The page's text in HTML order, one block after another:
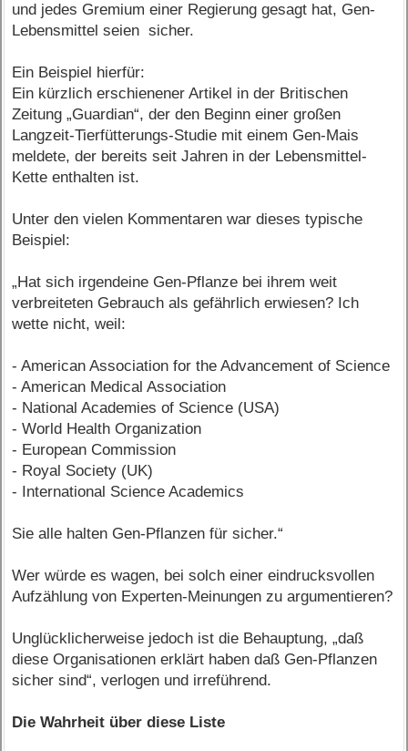
und jedes Gremium einer Regierung gesagt hat, Gen-
Lebensmittel seien sicher.
Ein Beispiel hierfür:
Ein kürzlich erschienener Artikel in der Britischen
Zeitung „Guardian“, der den Beginn einer großen
Langzeit-Tierfütterungs-Studie mit einem Gen-Mais
meldete, der bereits seit Jahren in der Lebensmittel-
Kette enthalten ist.
Unter den vielen Kommentaren war dieses typische
Beispiel:
„Hat sich irgendeine Gen-Pflanze bei ihrem weit
verbreiteten Gebrauch als gefährlich erwiesen? Ich
wette nicht, weil:
- American Association for the Advancement of Science
- American Medical Association
- National Academies of Science (USA)
- World Health Organization
- European Commission
- Royal Society (UK)
- International Science Academics
Sie alle halten Gen-Pflanzen für sicher.“
Wer würde es wagen, bei solch einer eindrucksvollen
Aufzählung von Experten-Meinungen zu argumentieren?
Unglücklicherweise jedoch ist die Behauptung, „daß
diese Organisationen erklärt haben daß Gen-Pflanzen
sicher sind“, verlogen und irreführend.
Die Wahrheit über diese Liste